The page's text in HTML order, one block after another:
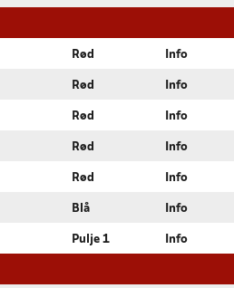
Rød Info
Rød Info
Rød Info
Rød Info
Rød Info
Blå Info
Pulje 1 Info